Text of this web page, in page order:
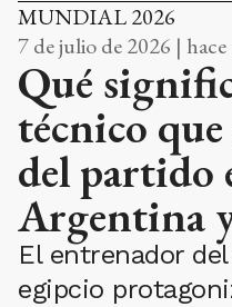
MUNDIAL 2026
7 de julio de 2026 | hace
Qué
técnico
del partido
Argentina
El entrenador
egipcio